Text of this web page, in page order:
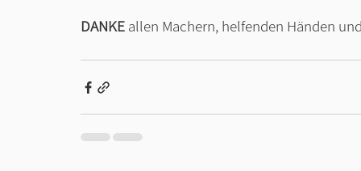
DANKE allen Machern, helfenden Händen